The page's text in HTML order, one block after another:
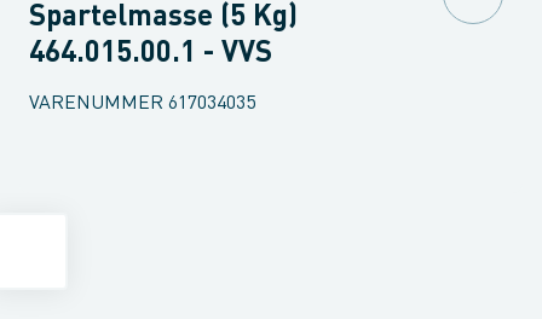
Spartelmasse (5 Kg)
464.015.00.1 - VVS
VARENUMMER 617034035